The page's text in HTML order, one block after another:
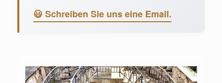
😃 Schreiben Sie uns eine Email.